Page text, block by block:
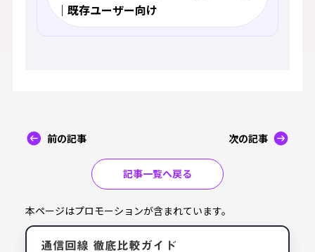
｜既存ユーザー向け
前の記事
記事一覧へ戻る
次の記事
本ページはプロモーションが含まれています。
通信回線 徹底比較ガイド